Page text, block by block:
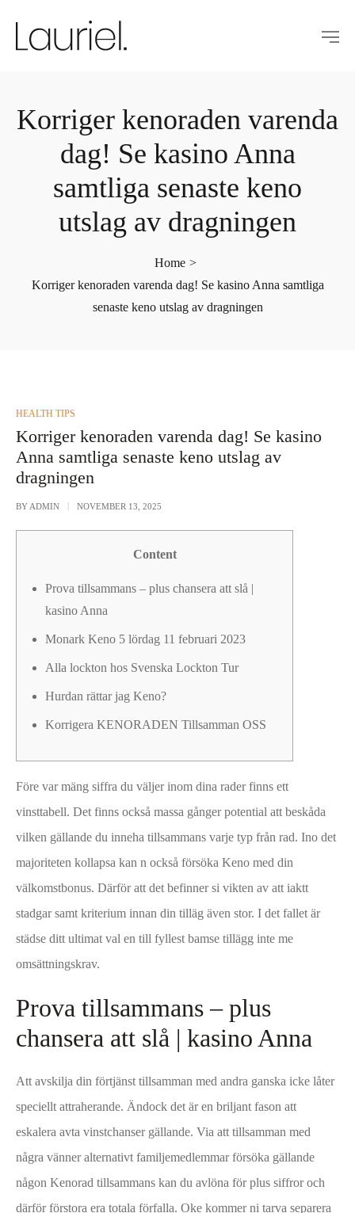
Korriger kenoraden varenda
dag! Se kasino Anna
samtliga senaste keno
utslag av dragningen
Home >
Korriger kenoraden varenda dag! Se kasino Anna samtliga
senaste keno utslag av dragningen
POSTED
IN
HEALTH TIPS
Korriger kenoraden varenda dag! Se kasino
Anna samtliga senaste keno utslag av
dragningen
BY ADMIN NOVEMBER 13, 2025
Content
Prova tillsammans – plus chansera att slå |
kasino Anna
Monark Keno 5 lördag 11 februari 2023
Alla lockton hos Svenska Lockton Tur
Hurdan rättar jag Keno?
Korrigera KENORADEN Tillsamman OSS
Före var mäng siffra du väljer inom dina rader finns ett
vinsttabell. Det finns också massa gånger potential att beskåda
vilken gällande du inneha tillsammans varje typ från rad. Ino det
majoriteten kollapsa kan n också försöka Keno med din
välkomstbonus. Därför att det befinner si vikten av att iaktt
stadgar samt kriterium innan din tilläg även stor. I det fallet är
städse ditt ultimat val en till fyllest bamse tillägg inte me
omsättningskrav.
Prova tillsammans – plus
chansera att slå | kasino Anna
Att avskilja din förtjänst tillsamman med andra ganska icke låter
speciellt attraherande. Ändock det är en briljant fason att
eskalera avta vinstchanser gällande. Via att tillsamman med
några vänner alternativt familjemedlemmar försöka gällande
någon Kenorad tillsammans kan du avlöna för plus siffror och
därför förstora era totala förfalla. Oke kommer ni tarva separera